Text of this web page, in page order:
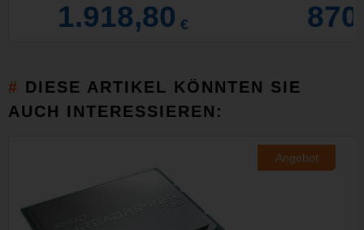
1.918,80 €
DIESE ARTIKEL KÖNNTEN SIE
AUCH INTERESSIEREN:
Angebot